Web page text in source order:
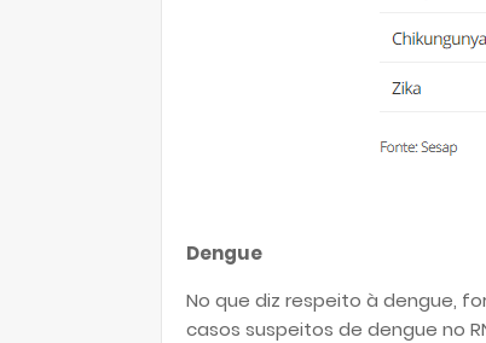
Dengue
No que diz respeito à dengue,
casos suspeitos de dengue no